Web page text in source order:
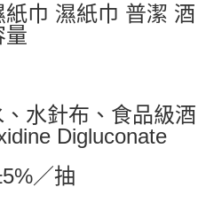
巾 濕紙巾 普潔 酒
量
水針布、食品級酒
Digluconate
／抽